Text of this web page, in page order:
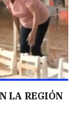
LA REGIÓN